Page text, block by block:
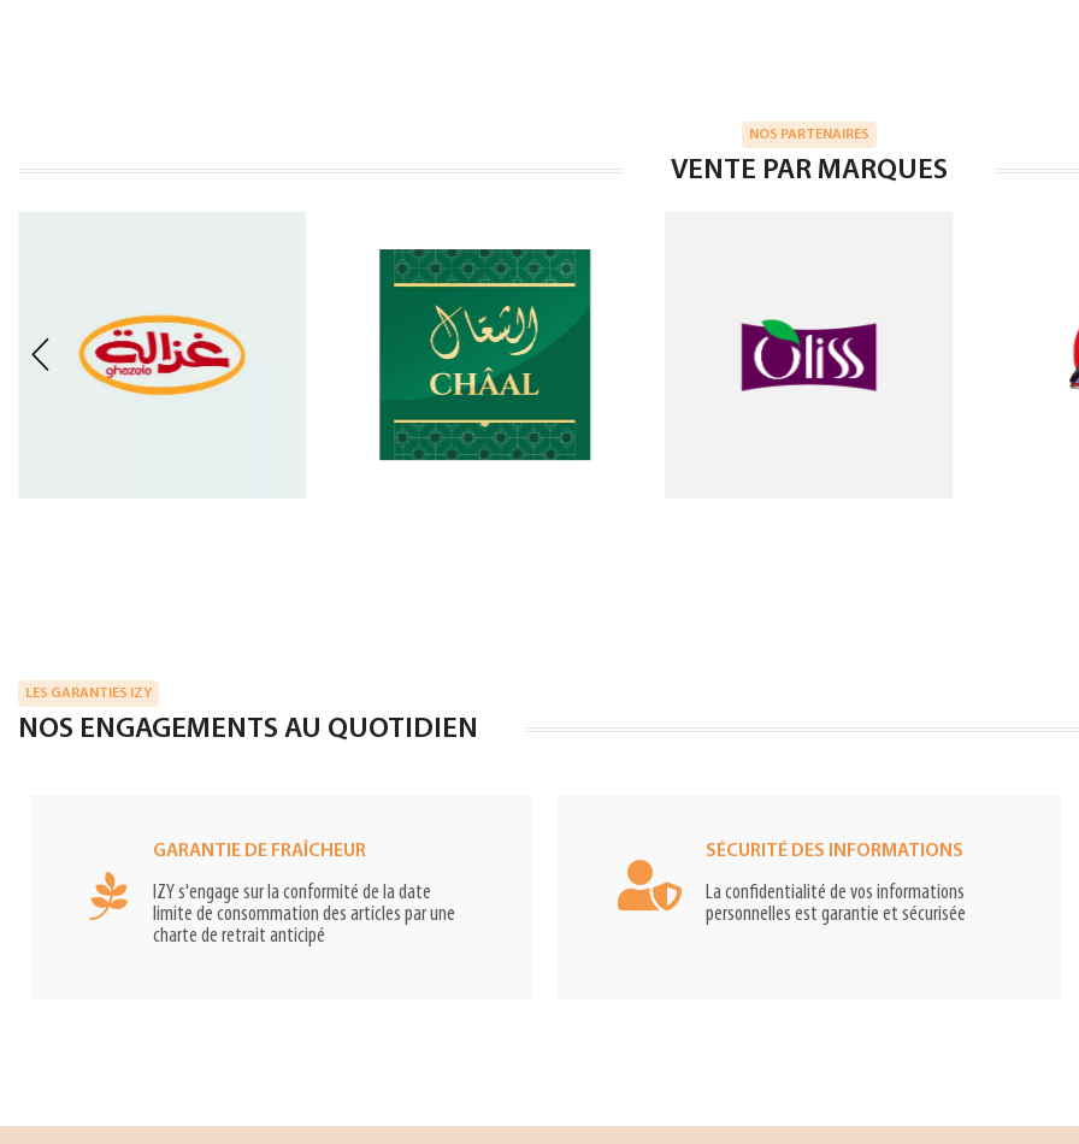
NOS PARTENAIRES
VENTE PAR MARQUES
LES GARANTIES IZY
NOS ENGAGEMENTS AU QUOTIDIEN
GARANTIE DE FRAÎCHEUR
IZY s'engage sur la conformité de la date
limite de consommation des articles par une
charte de retrait anticipé
SÉCURITÉ DES INFORMATIONS
La confidentialité de vos informations
personnelles est garantie et sécurisée